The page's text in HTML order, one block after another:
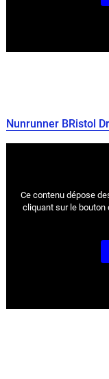
Nunrunner BRistol
Ce contenu dépose
cliquant sur le